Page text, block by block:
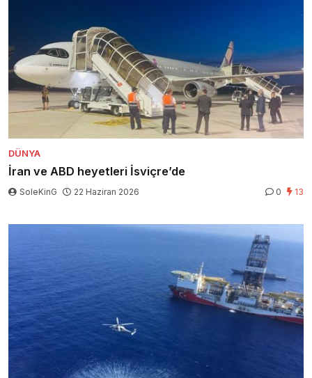
DÜNYA
İran ve ABD heyetleri İsviçre’de
SoleKinG 22 Haziran 2026 0 13